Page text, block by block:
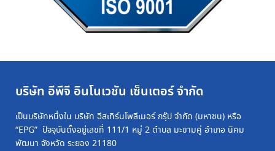
บริษัท อีพีจี อินโนเวชัน เซ็นเตอร์ จำกัด
เป็นบริษัทหนึ่งใน บริษัท อีสเทิร์นโพลีเมอร์ กรุ๊ป จำกัด (มหาชน) หรือ
“EPG” ปัจจุบันตั้งอยู่เลขที่ 111/1 หมู่ 2 ตำบล มะขามคู่ อำเภอ นิคม
พัฒนา จังหวัด ระยอง 21180